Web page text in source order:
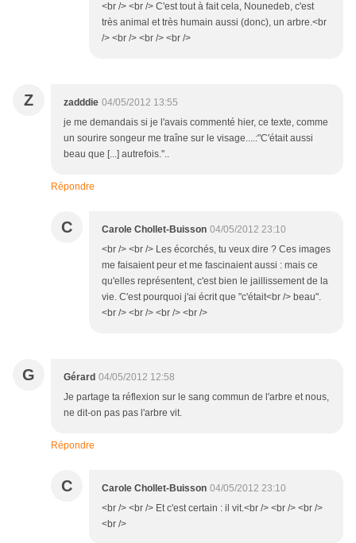
<br /> <br /> C'est tout à fait cela, Nounedeb, c'est
très animal et très humain aussi (donc), un arbre.<br
/> <br /> <br /> <br />
Z zadddie 04/05/2012 13:55
je me demandais si je l'avais commenté hier, ce texte, comme
un sourire songeur me traîne sur le visage....:"C'était aussi
beau que [...] autrefois."..
Répondre
C Carole Chollet-Buisson 04/05/2012 23:10
<br /> <br /> Les écorchés, tu veux dire ? Ces images
me faisaient peur et me fascinaient aussi : mais ce
qu'elles représentent, c'est bien le jaillissement de la
vie. C'est pourquoi j'ai écrit que "c'était<br /> beau".
<br /> <br /> <br /> <br />
G Gérard 04/05/2012 12:58
Je partage ta réflexion sur le sang commun de l'arbre et nous,
ne dit-on pas pas l'arbre vit.
Répondre
C Carole Chollet-Buisson 04/05/2012 23:10
<br /> <br /> Et c'est certain : il vit.<br /> <br /> <br />
<br />